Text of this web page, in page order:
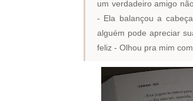
um verdadeiro amigo
- Ela balançou a
alguém pode apreciar
feliz - Olhou pra mim